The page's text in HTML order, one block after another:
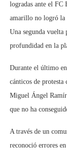
logradas ante el
amarillo no logró la
Una segunda vuelta
profundidad en la
Durante el último
cánticos de protesta
Miguel Ángel
que no ha
A través de un
reconoció errores